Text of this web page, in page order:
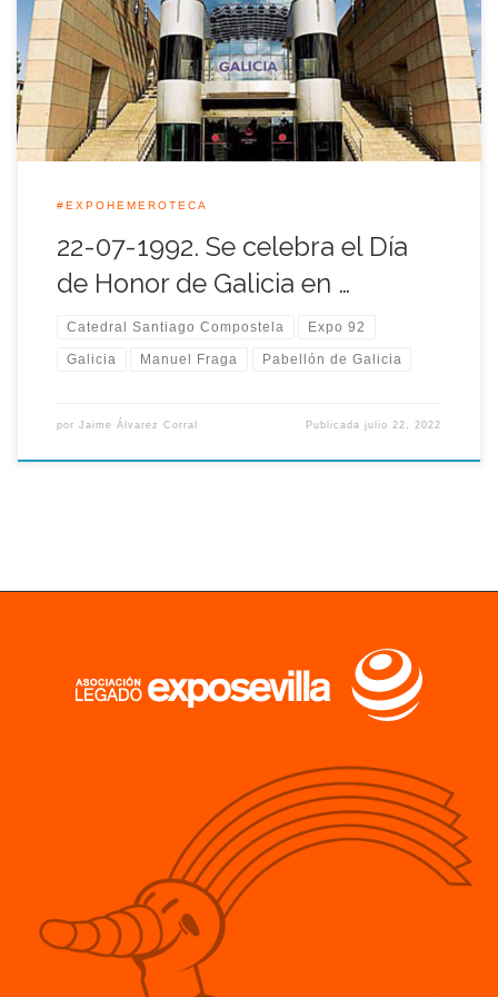
protocolarios y culturales presididos por el presidente de la
Xunta de Galicia, Manuel Fraga Iribarne. Entre las actividades
de conmemoración de este día de honor, Galicia hizo entrega
a […]
#EXPOHEMEROTECA
22-07-1992. Se celebra el Día
de Honor de Galicia en …
Catedral Santiago Compostela Expo 92
Galicia Manuel Fraga Pabellón de Galicia
por Jaime Álvarez Corral Publicadajulio 22, 2022